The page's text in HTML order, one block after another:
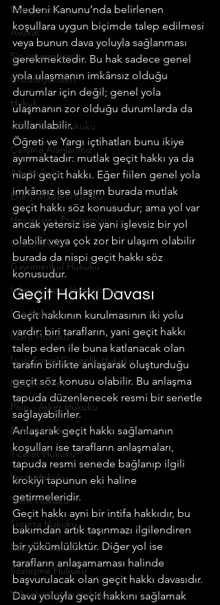
Danışmanlık
Avukat
Sin categorizar
Unkategorisiert
Hukuk
Askeri Ceza Hukuku
Çalışma Alanlarımız
Aile Hukuku
Enerji Maden Hukuku
Hesaplama Programları
Ceza Hukuku
Gayrimenkul Hukuku
İnfaz ve Yatar Hesaplama
İcra Hukuku
İdare Hukuku
İş ve Sosyal Güvenlik Hukuku
Makalelerimiz
Polis - Asker Hukuku
Miras Hukuku
Ticaret Hukuku
Vergi Hukuku
Trafik Hukuku
Sigorta Hukuku
Rekabet Hukuku
Sözleşme Hukuku
Yükseköğretim Hukuku
Medeni Kanunu’nda belirlenen
koşullara uygun biçimde talep edilmesi
veya bunun dava yoluyla sağlanması
gerekmektedir. Bu hak sadece genel
yola ulaşmanın imkânsız olduğu
durumlar için değil; genel yola
ulaşmanın zor olduğu durumlarda da
kullanılabilir.
Öğreti ve Yargı içtihatları bunu ikiye
ayırmaktadır: mutlak geçit hakkı ya da
nispi geçit hakkı. Eğer fiilen genel yola
imkânsız ise ulaşım burada mutlak
geçit hakkı söz konusudur; ama yol var
ancak yetersiz ise yani işlevsiz bir yol
olabilir veya çok zor bir ulaşım olabilir
burada da nispi geçit hakkı söz
konusudur.
Geçit Hakkı Davası
Geçit hakkının kurulmasının iki yolu
vardır: biri tarafların, yani geçit hakkı
talep eden ile buna katlanacak olan
tarafın birlikte anlaşarak oluşturduğu
geçit söz konusu olabilir. Bu anlaşma
tapuda düzenlenecek resmi bir senetle
sağlayabilirler.
Anlaşarak geçit hakkı sağlamanın
koşulları ise tarafların anlaşmaları,
tapuda resmi senede bağlanıp ilgili
krokiyi tapunun eki haline
getirmeleridir.
Geçit hakkı ayni bir intifa hakkıdır, bu
bakımdan artık taşınmazı ilgilendiren
bir yükümlülüktür. Diğer yol ise
tarafların anlaşamaması halinde
başvurulacak olan geçit hakkı davasıdır.
Dava yoluyla geçit hakkını sağlamak